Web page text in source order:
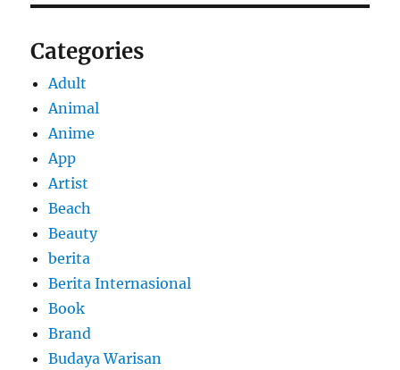
Categories
Adult
Animal
Anime
App
Artist
Beach
Beauty
berita
Berita Internasional
Book
Brand
Budaya Warisan